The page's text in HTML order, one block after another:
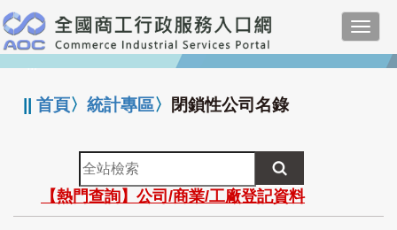
跳
到
主
要
:::
||首頁〉統計專區〉 閉鎖性公司名錄
全
站
檢
索
【熱門查詢】公司/商業/工廠登記資料